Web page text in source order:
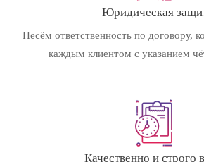
Юридическая
Несём ответственность по договору,
каждым клиентом с указанием
Качественно и строго